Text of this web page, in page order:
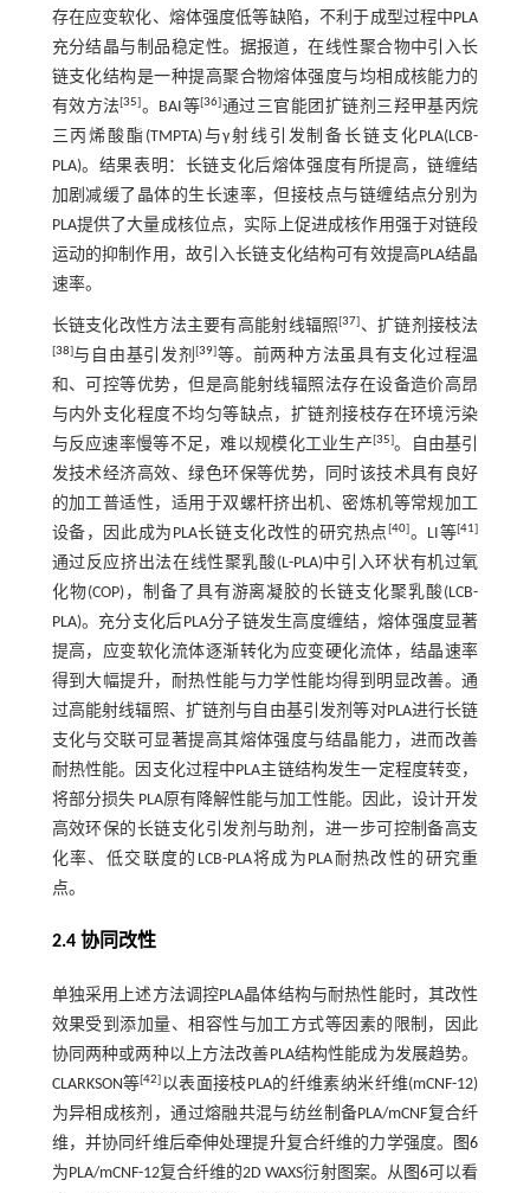
存在应变软化、熔体强度低等缺陷，不利于成型过程中PLA
充分结晶与制品稳定性。据报道，在线性聚合物中引入长
链支化结构是一种提高聚合物熔体强度与均相成核能力的
有效方法[35]。BAI等[36]通过三官能团扩链剂三羟甲基丙烷
三丙烯酸酯(TMPTA)与γ射线引发制备长链支化PLA(LCB-
PLA)。结果表明：长链支化后熔体强度有所提高，链缠结
加剧减缓了晶体的生长速率，但接枝点与链缠结点分别为
PLA提供了大量成核位点，实际上促进成核作用强于对链段
运动的抑制作用，故引入长链支化结构可有效提高PLA结晶
速率。
长链支化改性方法主要有高能射线辐照[37] 、扩链剂接枝法
[38]与自由基引发剂[39]等。前两种方法虽具有支化过程温
和、可控等优势，但是高能射线辐照法存在设备造价高昂
与内外支化程度不均匀等缺点，扩链剂接枝存在环境污染
与反应速率慢等不足，难以规模化工业生产[35]。自由基引
发技术经济高效、绿色环保等优势，同时该技术具有良好
的加工普适性，适用于双螺杆挤出机、密炼机等常规加工
设备，因此成为PLA长链支化改性的研究热点 [40]。LI等[41]
通过反应挤出法在线性聚乳酸(L-PLA)中引入环状有机过氧
化物(COP)，制备了具有游离凝胶的长链支化聚乳酸(LCB-
PLA)。充分支化后PLA分子链发生高度缠结，熔体强度显著
提高，应变软化流体逐渐转化为应变硬化流体，结晶速率
得到大幅提升，耐热性能与力学性能均得到明显改善。通
过高能射线辐照、扩链剂与自由基引发剂等对PLA进行长链
支化与交联可显著提高其熔体强度与结晶能力，进而改善
耐热性能。因支化过程中PLA主链结构发生一定程度转变，
将部分损失 PLA原有降解性能与加工性能。因此，设计开发
高效环保的长链支化引发剂与助剂，进一步可控制备高支
化率、低交联度的LCB-PLA将成为PLA耐热改性的研究重
点。
2.4 协同改性
单独采用上述方法调控PLA晶体结构与耐热性能时，其改性
效果受到添加量、相容性与加工方式等因素的限制，因此
协同两种或两种以上方法改善PLA结构性能成为发展趋势。
CLARKSON等[42] 以表面接枝PLA的纤维素纳米纤维(mCNF-12)
为异相成核剂，通过熔融共混与纺丝制备PLA/mCNF复合纤
维，并协同纤维后牵伸处理提升复合纤维的力学强度。
图6
为PLA/mCNF-12复合纤维的2D WAXS衍射图案。从图6可以看